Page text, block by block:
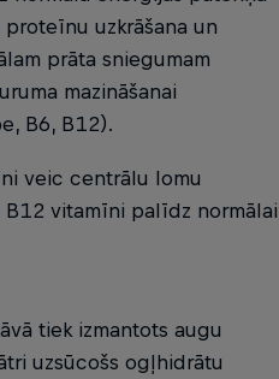
uzkrāšana un
prāta sniegumam
mazināšanai
B6, B12).
veic centrālu lomu
B12 vitamīni palīdz normālai
tiek izmantots augu
uzsūcošs ogļhidrātu